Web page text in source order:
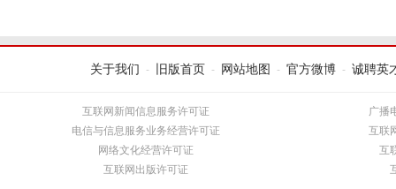
关于我们 - 旧版首页 - 网站地图 - 官方微博 - 诚聘英
互联网新闻信息服务许可证
电信与信息服务业务经营许可证
网络文化经营许可证
互联网出版许可证
广播
互联
互